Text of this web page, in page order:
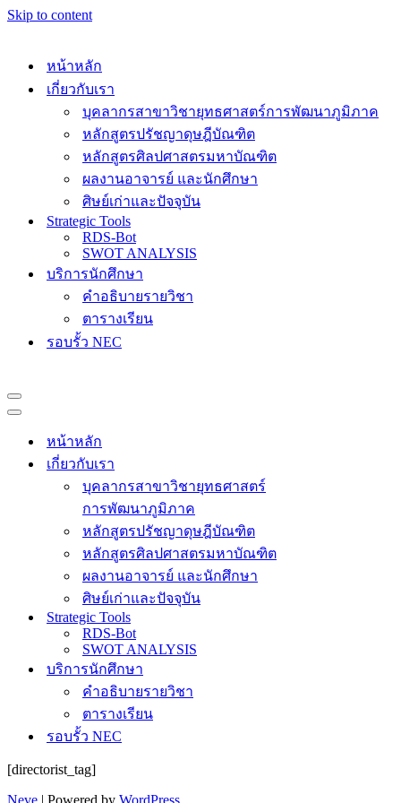
Skip to content
หน้าหลัก
เกี่ยวกับเรา
บุคลากรสาขาวิชายุทธศาสตร์การพัฒนาภูมิภาค
หลักสูตรปรัชญาดุษฎีบัณฑิต
หลักสูตรศิลปศาสตรมหาบัณฑิต
ผลงานอาจารย์ และนักศึกษา
ศิษย์เก่าและปัจจุบัน
Strategic Tools
RDS-Bot
SWOT ANALYSIS
บริการนักศึกษา
คำอธิบายรายวิชา
ตารางเรียน
รอบรั้ว NEC
Navigation
Menu
Navigation
หน้าหลัก
เกี่ยวกับเรา
บุคลากรสาขาวิชายุทธศาสตร์
การพัฒนาภูมิภาค
หลักสูตรปรัชญาดุษฎีบัณฑิต
หลักสูตรศิลปศาสตรมหาบัณฑิต
ผลงานอาจารย์ และนักศึกษา
ศิษย์เก่าและปัจจุบัน
Strategic Tools
RDS-Bot
SWOT ANALYSIS
บริการนักศึกษา
คำอธิบายรายวิชา
ตารางเรียน
รอบรั้ว NEC
[directorist_tag]
Neve | Powered by WordPress